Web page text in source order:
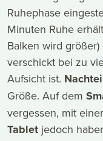
Ruhephase
Minuten Ruhe
Balken wird
verschickt bei zu
Aufsicht ist.
Größe. Auf dem
vergessen, mit
Tablet jedoch